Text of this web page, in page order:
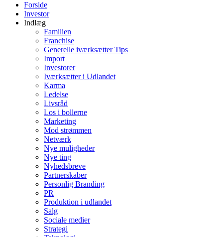
Forside
Investor
Indlæg
Familien
Franchise
Generelle iværksætter Tips
Import
Investorer
Iværksætter i Udlandet
Karma
Ledelse
Livsråd
Los i bollerne
Marketing
Mod strømmen
Netværk
Nye muligheder
Nye ting
Nyhedsbreve
Partnerskaber
Personlig Branding
PR
Produktion i udlandet
Salg
Sociale medier
Strategi